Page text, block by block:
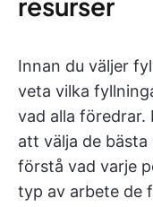
Innan du väljer
veta vilka
vad alla föredrar.
att välja de
förstå vad varje
typ av arbete de